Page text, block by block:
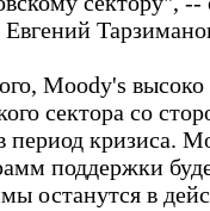
Moody's
сектора со
период кризиса.
поддержки
останутся в